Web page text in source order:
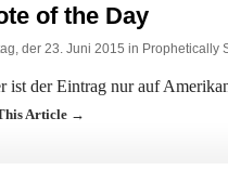
of the Day
der 23. Juni 2015 in Prophetically
ist der Eintrag nur auf
Article →